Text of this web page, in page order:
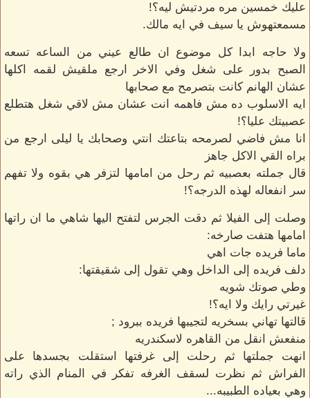
عليك خمسين مره مردتيش ليه؟!
مسمعتهوش يا سيف في ايه مالك.
ولا حاجه ابدا كل موضوع ان طالع عيني من الساعه تسعه
الصبح بدور على شغل وفي الاخر ارجع ملقيش لقمه اكلها
عشان الهانم كانت بتصرمح مع صحابها
ايه الاسلوب ده مش فاهمه انت عشان مش لاقي شغل هتطلع
عصبيتك عليا؟!
انا مش فاضي لصرمحه بتاعتك انتي وصحابك يا ليلى ارجع من
براه القي الاكل جاهز
قال جملته بعصبيه ثم رحل من امامها لتزفر هي بقوه ولا تفهم
سر انفعاله لهذه الدرجه؟!
وصلت إلى الفيلا ثم دقت الجرس لتفتح اليها شاهي ما ان راتها
امامها هتفت صارخه:
ماما فريده جات اهي
دلف فريده إلى الداخل وهي تقول إلى شقيقتها:
وطي صوتك شويه
غيرتي رايك ولا ايه؟!
قالتها تهاني بسخريه لتجيبها فريده ببرود ;
منفعش انقل من القاهره لاسكندريه
انهت جملتها ثم رحلت إلى غرفتها استقلت بجسدها على
الفراش ثم نظرت لسقف الغرفه تفكر في المنام الذي راته
وهي بعياده الطبيبه...